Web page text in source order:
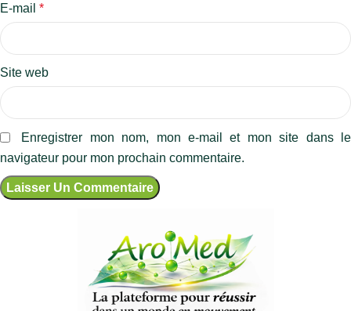
E-mail *
Site web
Enregistrer mon nom, mon e-mail et mon site dans le
navigateur pour mon prochain commentaire.